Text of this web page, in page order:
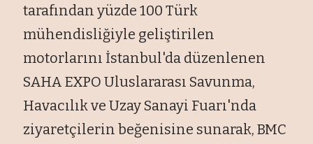
tarafından yüzde 100 Türk
mühendisliğiyle geliştirilen
motorlarını İstanbul'da düzenlenen
SAHA EXPO Uluslararası Savunma,
Havacılık ve Uzay Sanayi Fuarı'nda
ziyaretçilerin beğenisine sunarak, BMC